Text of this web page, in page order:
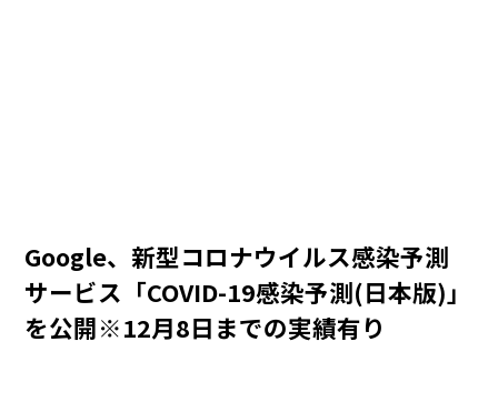
Google、新型コロナウイルス感染予測
サービス「COVID-19感染予測(日本版)」
を公開※12月8日までの実績有り